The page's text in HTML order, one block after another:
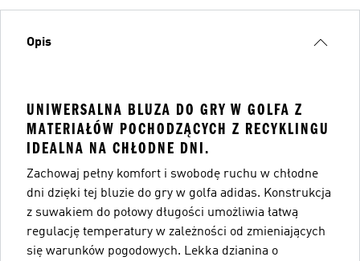
Opis
UNIWERSALNA BLUZA DO GRY W GOLFA Z
MATERIAŁÓW POCHODZĄCYCH Z RECYKLINGU
IDEALNA NA CHŁODNE DNI.
Zachowaj pełny komfort i swobodę ruchu w chłodne
dni dzięki tej bluzie do gry w golfa adidas. Konstrukcja
z suwakiem do połowy długości umożliwia łatwą
regulację temperatury w zależności od zmieniających
się warunków pogodowych. Lekka dzianina o